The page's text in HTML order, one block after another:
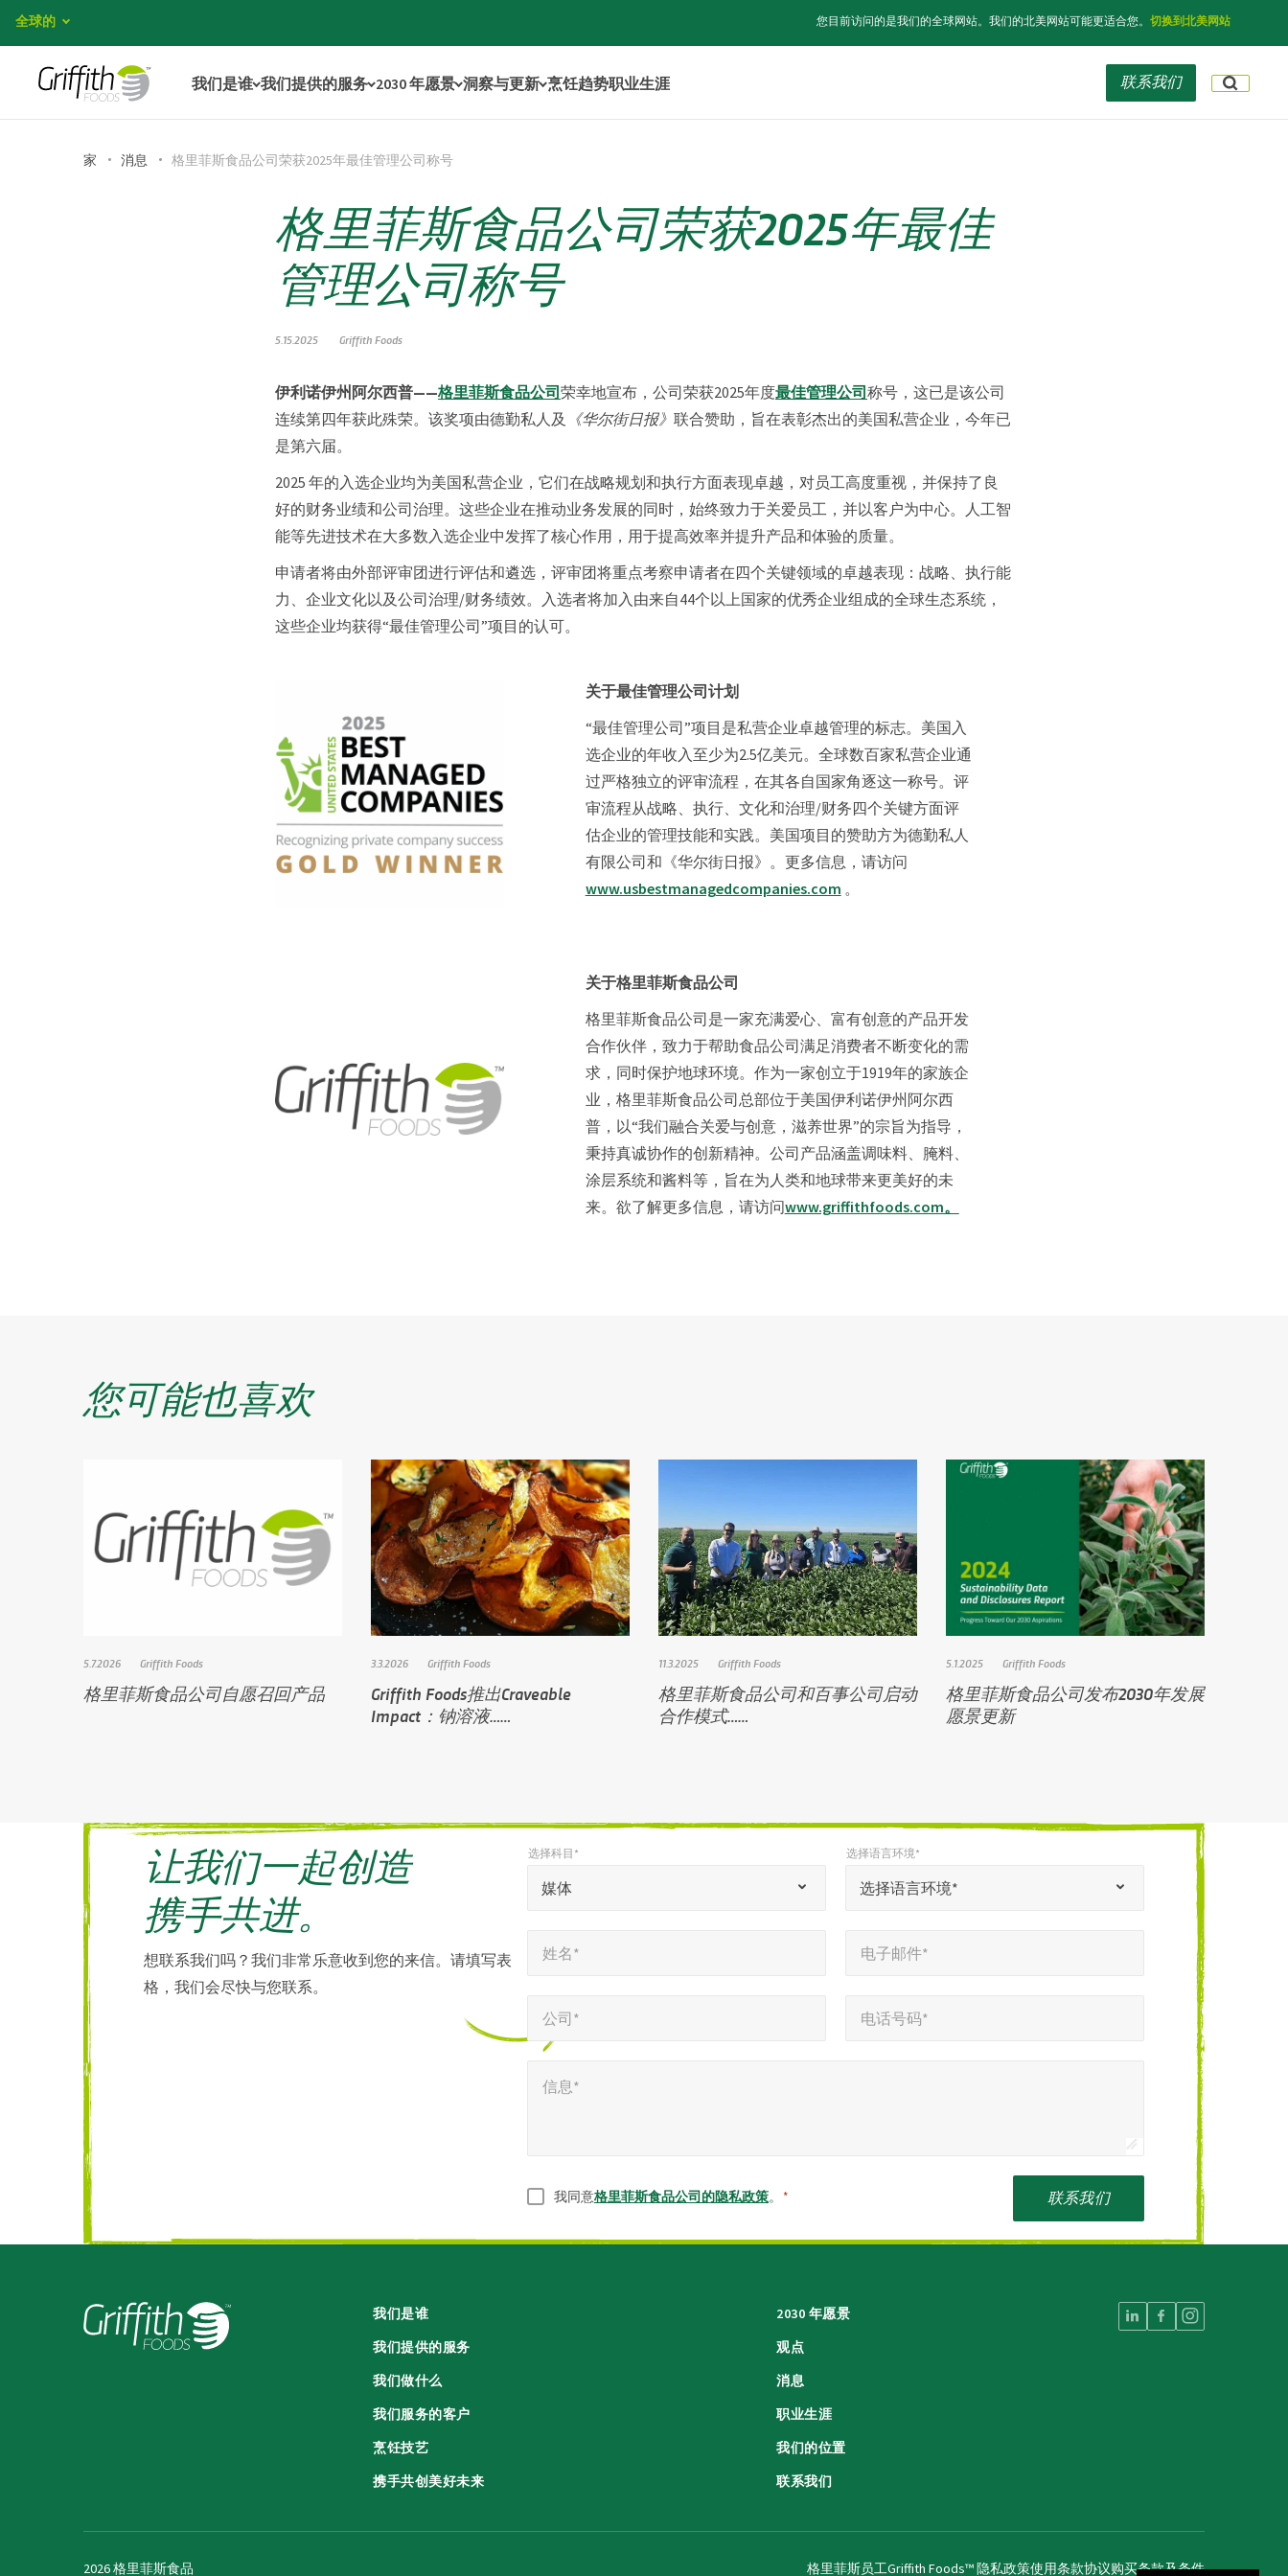
全球的 您目前访问的是我们的全球网站。我们的北美网站可能更适合您。 切换到北美网站
我们是谁 我们提供的服务 2030 年愿景 洞察与更新 烹饪趋势职业生涯 联系我们
家 消息 格里菲斯食品公司荣获2025年最佳管理公司称号
格里菲斯食品公司荣获2025年最佳
管理公司称号
5.15.2025 Griffith Foods
伊利诺伊州阿尔西普——格里菲斯食品公司荣幸地宣布，公司荣获2025年度最佳管理公司称号，这已是该公司
连续第四年获此殊荣。该奖项由德勤私人及
《华尔街日报》 联合赞助，旨在表彰杰出的美国私营企业，今年已
是第六届。
2025 年的入选企业均为美国私营企业，它们在战略规划和执行方面表现卓越，对员工高度重视，并保持了良
好的财务业绩和公司治理。这些企业在推动业务发展的同时，始终致力于关爱员工，并以客户为中心。人工智
能等先进技术在大多数入选企业中发挥了核心作用，用于提高效率并提升产品和体验的质量。
申请者将由外部评审团进行评估和遴选，评审团将重点考察申请者在四个关键领域的卓越表现：战略、执行能
力、企业文化以及公司治理/财务绩效。入选者将加入由来自44个以上国家的优秀企业组成的全球生态系统，
这些企业均获得“最佳管理公司”项目的认可。
关于最佳管理公司计划
“最佳管理公司”项目是私营企业卓越管理的标志。美国入
选企业的年收入至少为2.5亿美元。全球数百家私营企业通
过严格独立的评审流程，在其各自国家角逐这一称号。评
审流程从战略、执行、文化和治理/财务四个关键方面评
估企业的管理技能和实践。美国项目的赞助方为德勤私人
有限公司和《华尔街日报》。更多信息，请访问
www.usbestmanagedcompanies.com 。
关于格里菲斯食品公司
格里菲斯食品公司是一家充满爱心、富有创意的产品开发
合作伙伴，致力于帮助食品公司满足消费者不断变化的需
求，同时保护地球环境。作为一家创立于1919年的家族企
业，格里菲斯食品公司总部位于美国伊利诺伊州阿尔西
普，以“我们融合关爱与创意，滋养世界”的宗旨为指导，
秉持真诚协作的创新精神。公司产品涵盖调味料、腌料、
涂层系统和酱料等，旨在为人类和地球带来更美好的未
来。欲了解更多信息，请访问www.griffithfoods.com。
您可能也喜欢
5.7.2026 Griffith Foods
格里菲斯食品公司自愿召回产品
3.3.2026 Griffith Foods
Griffith Foods推出Craveable
Impact：钠溶液……
11.3.2025 Griffith Foods
格里菲斯食品公司和百事公司启动
合作模式……
5.1.2025 Griffith Foods
格里菲斯食品公司发布2030年发展
愿景更新
让我们一起创造
携手共进。
想联系我们吗？我们非常乐意收到您的来信。请填写表
格，我们会尽快与您联系。
填
媒体
选择科目*
选择语言环境*
选择语言环境*
姓名* 电子邮件*
公司* 电话号码*
信息*
同意
*
我同意格里菲斯食品公司的隐私政策。 * 联系我们
我们是谁
我们提供的服务
我们做什么
我们服务的客户
烹饪技艺
携手共创美好未来
2030 年愿景
观点
消息
职业生涯
我们的位置
联系我们
2026 格里菲斯食品 格里菲斯员工Griffith Foods™ 隐私政策使用条款协议购买条款及条件